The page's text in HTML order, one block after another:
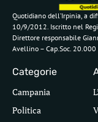
Quotidiano dell’Irpinia, a
10/9/2012. Iscritto nel
Direttore responsabile
Avellino – Cap.Soc.
Categorie
Campania
Politica